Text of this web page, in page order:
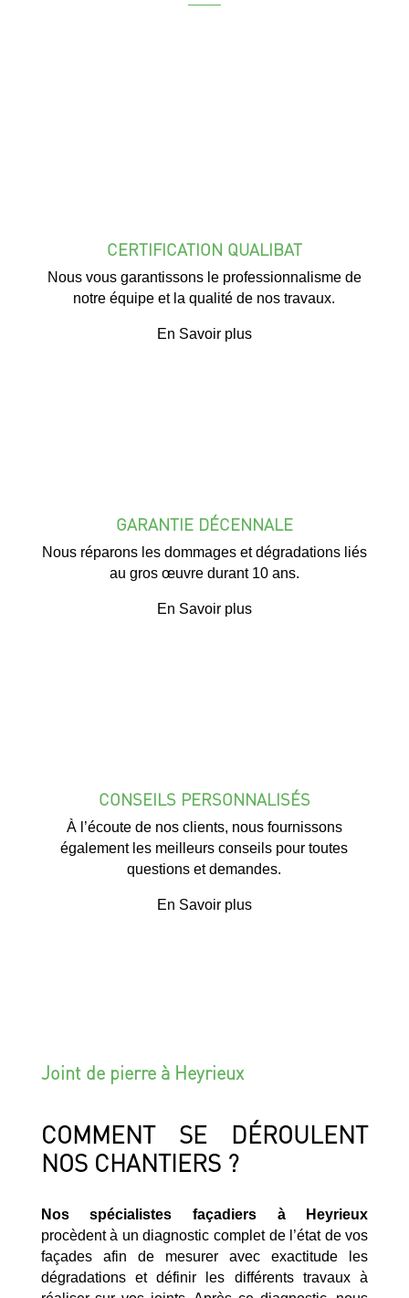
CERTIFICATION QUALIBAT
Nous vous garantissons le professionnalisme de
notre équipe et la qualité de nos travaux.
En Savoir plus
GARANTIE DÉCENNALE
Nous réparons les dommages et dégradations liés
au gros œuvre durant 10 ans.
En Savoir plus
CONSEILS PERSONNALISÉS
À l’écoute de nos clients, nous fournissons
également les meilleurs conseils pour toutes
questions et demandes.
En Savoir plus
Joint de pierre à Heyrieux
COMMENT SE DÉROULENT
NOS CHANTIERS ?
Nos spécialistes façadiers à Heyrieux
procèdent à un diagnostic complet de l’état de vos
façades afin de mesurer avec exactitude les
dégradations et définir les différents travaux à